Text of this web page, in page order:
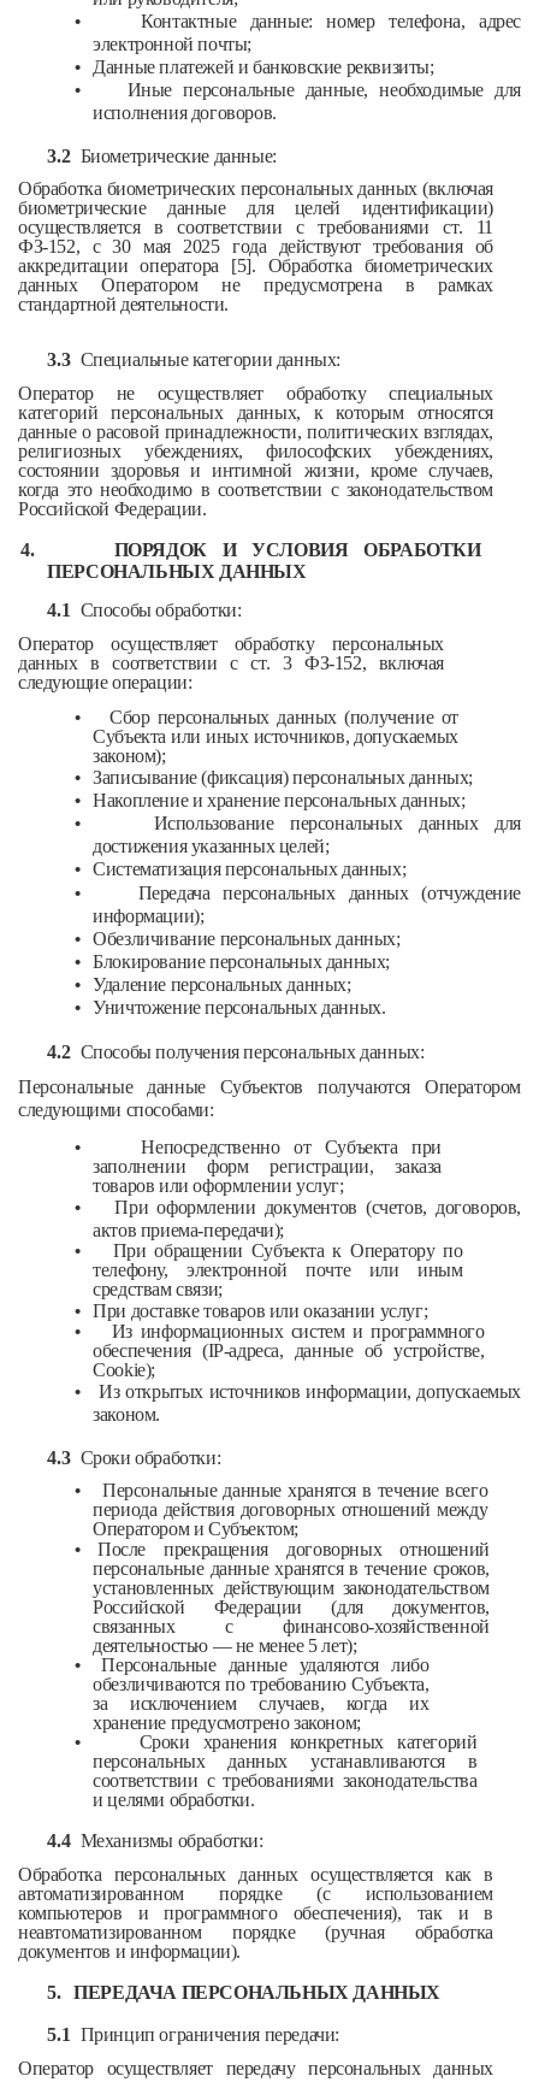
•
Контактные данные: номер телефона, адрес
электронной почты;
•
Данные платежей и банковские реквизиты;
•
Иные персональные данные, необходимые для
исполнения договоров.
3.2 Биометрические данные:
Обработка биометрических персональных данных (включая
биометрические данные для целей идентификации)
осуществляется в соответствии с требованиями ст. 11
ФЗ-152, с 30 мая 2025 года действуют требования об
аккредитации оператора [5]. Обработка биометрических
данных Оператором не предусмотрена в рамках
стандартной деятельности.
3.3 Специальные категории данных:
Оператор не осуществляет обработку специальных
категорий персональных данных, к которым относятся
данные о расовой принадлежности, политических взглядах,
религиозных убеждениях, философских убеждениях,
состоянии здоровья и интимной жизни, кроме случаев,
когда это необходимо в соответствии с законодательством
Российской Федерации.
4.
ПОРЯДОК И УСЛОВИЯ ОБРАБОТКИ
ПЕРСОНАЛЬНЫХ ДАННЫХ
4.1 Способы обработки:
Оператор осуществляет обработку персональных
данных в соответствии с ст. 3 ФЗ-152, включая
следующие операции:
•
Сбор персональных данных (получение от
Субъекта или иных источников, допускаемых
законом);
•
Записывание (фиксация) персональных данных;
•
Накопление и хранение персональных данных;
•
Использование персональных данных для
достижения указанных целей;
•
Систематизация персональных данных;
•
Передача персональных данных (отчуждение
информации);
•
Обезличивание персональных данных;
•
Блокирование персональных данных;
•
Удаление персональных данных;
•
Уничтожение персональных данных.
4.2 Способы получения персональных данных:
Персональные данные Субъектов получаются Оператором
следующими способами:
•
Непосредственно от Субъекта при
заполнении форм регистрации, заказа
товаров или оформлении услуг;
•
При оформлении документов (счетов, договоров,
актов приема-передачи);
•
При обращении Субъекта к Оператору по
телефону, электронной почте или иным
средствам связи;
•
При доставке товаров или оказании услуг;
•
Из информационных систем и программного
обеспечения (IP-адреса, данные об устройстве,
Cookie);
•
Из открытых источников информации, допускаемых
законом.
4.3 Сроки обработки:
•
Персональные данные хранятся в течение всего
периода действия договорных отношений между
Оператором и Субъектом;
•
После прекращения договорных отношений
персональные данные хранятся в течение сроков,
установленных действующим законодательством
Российской Федерации (для документов,
связанных с финансово-хозяйственной
деятельностью — не менее 5 лет);
•
Персональные данные удаляются либо
обезличиваются по требованию Субъекта,
за исключением случаев, когда их
хранение предусмотрено законом;
•
Сроки хранения конкретных категорий
персональных данных устанавливаются в
соответствии с требованиями законодательства
и целями обработки.
4.4 Механизмы обработки:
Обработка персональных данных осуществляется как в
автоматизированном порядке (с использованием
компьютеров и программного обеспечения), так и в
неавтоматизированном порядке (ручная обработка
документов и информации).
5. ПЕРЕДАЧА ПЕРСОНАЛЬНЫХ ДАННЫХ
5.1 Принцип ограничения передачи:
Оператор осуществляет передачу персональных данных